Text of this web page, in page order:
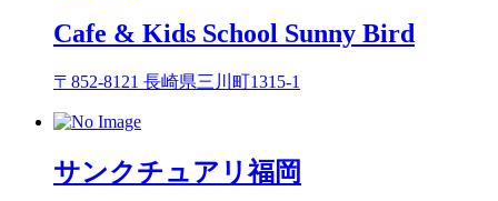
Cafe & Kids School Sunny Bird
〒852-8121 長崎県三川町1315-1
サンクチュアリ福岡